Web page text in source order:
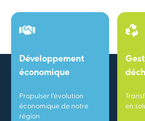
Développement
économique
Propulser l’évolution
économique de notre
région
en